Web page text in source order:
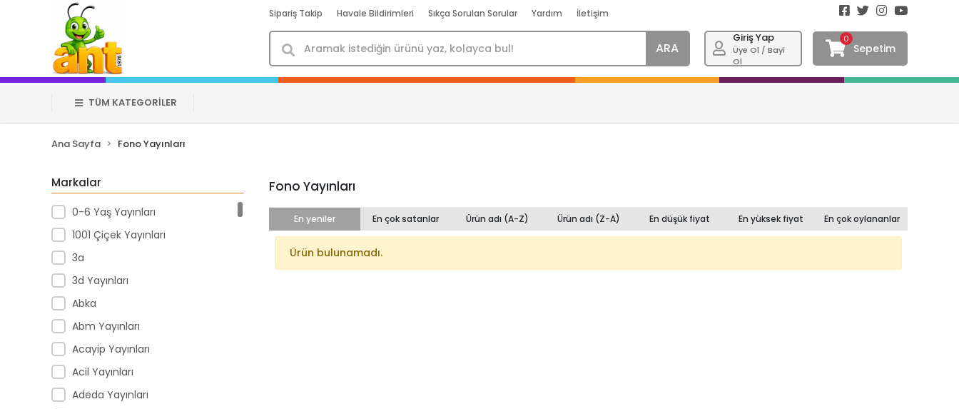
Sipariş Takip Havale Bildirimleri Sıkça Sorulan Sorular Yardım İletişim
ARA
Giriş Yap
Üye Ol / Bayi
Ol
0
Sepetim
TÜM KATEGORİLER
Ana Sayfa Fono Yayınları
Markalar
0-6 Yaş Yayınları
1001 Çiçek Yayınları
3a
3d Yayınları
Abka
Abm Yayınları
Acayip Yayınları
Acil Yayınları
Adeda Yayınları
Fono Yayınları
En yeniler En çok satanlar Ürün adı (A-Z) Ürün adı (Z-A) En düşük fiyat En yüksek fiyat En çok oylananlar
Ürün bulunamadı.